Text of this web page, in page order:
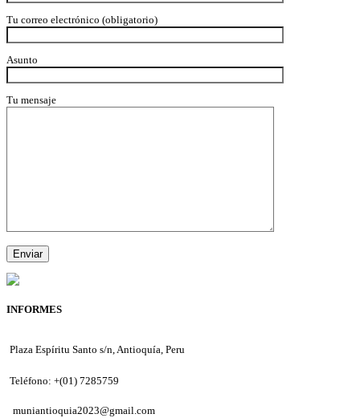
Tu correo electrónico (obligatorio)
Asunto
Tu mensaje
INFORMES
Plaza Espíritu Santo s/n, Antioquía, Peru
Teléfono: +(01) 7285759
muniantioquia2023@gmail.com